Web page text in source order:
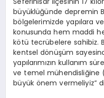
büyüklüğünde depremin
bölgelerimizde yapılara
konusunda hem maddi
kötü tecrübelere sahibiz.
kentsel dönüşüm
yapılarımızın kullanım
ve temel mühendisliğine
büyük önem vermeliyiz”